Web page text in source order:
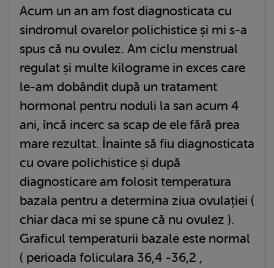
Acum un an am fost diagnosticata cu
sindromul ovarelor polichistice și mi s-a
spus că nu ovulez. Am ciclu menstrual
regulat și multe kilograme in exces care
le-am dobândit după un tratament
hormonal pentru noduli la san acum 4
ani, încă incerc sa scap de ele fără prea
mare rezultat. Înainte să fiu diagnosticata
cu ovare polichistice și după
diagnosticare am folosit temperatura
bazala pentru a determina ziua ovulației (
chiar daca mi se spune că nu ovulez ).
Graficul temperaturii bazale este normal
( perioada foliculara 36,4 -36,2 ,